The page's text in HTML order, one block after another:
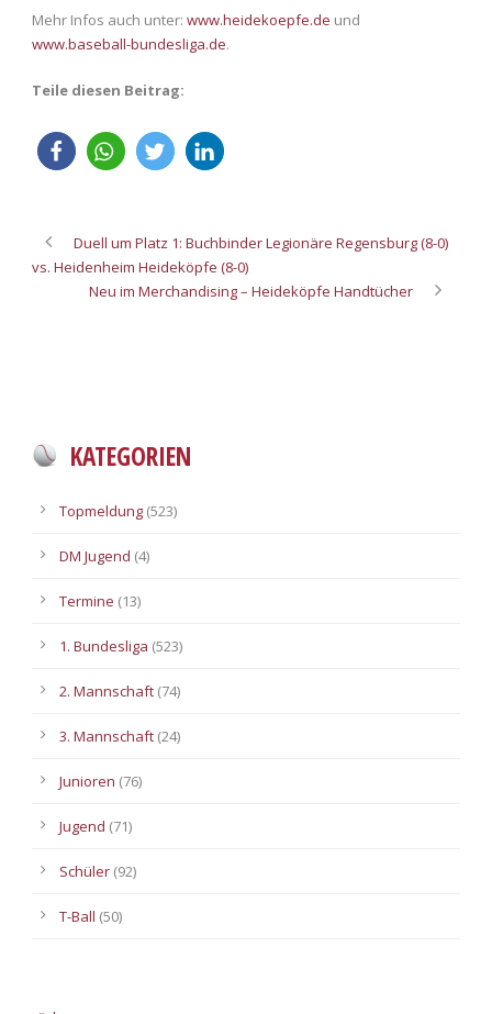
Mehr Infos auch unter: www.heidekoepfe.de und
www.baseball-bundesliga.de.
Teile diesen Beitrag:
Duell um Platz 1: Buchbinder Legionäre Regensburg (8-0)
vs. Heidenheim Heideköpfe (8-0)
Neu im Merchandising – Heideköpfe Handtücher
KATEGORIEN
Topmeldung (523)
DM Jugend (4)
Termine (13)
1. Bundesliga (523)
2. Mannschaft (74)
3. Mannschaft (24)
Junioren (76)
Jugend (71)
Schüler (92)
T-Ball (50)